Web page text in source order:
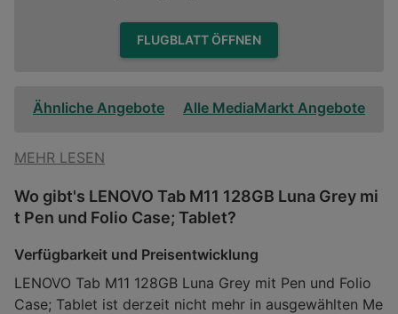
FLUGBLATT ÖFFNEN
Ähnliche Angebote Alle MediaMarkt Angebote
MEHR LESEN
Wo gibt's LENOVO Tab M11 128GB Luna Grey mi
t Pen und Folio Case; Tablet?
Verfügbarkeit und Preisentwicklung
LENOVO Tab M11 128GB Luna Grey mit Pen und Folio
Case; Tablet ist derzeit nicht mehr in ausgewählten Me